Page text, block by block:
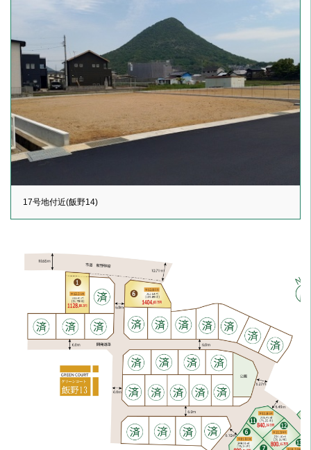
17号地付近(飯野14)